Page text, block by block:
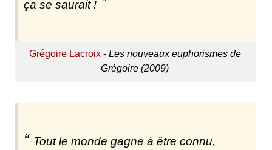
ça se saurait !
Grégoire Lacroix- Les nouveaux euphorismes de
Grégoire (2009)
Tout le monde gagne à être connu,